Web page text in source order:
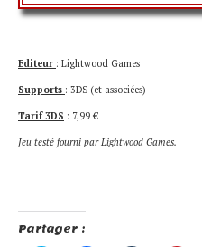
Editeur : Lightwood Games
Supports : 3DS (et associées)
Tarif 3DS : 7,99 €
Jeu testé fourni par Lightwood Games.
Partager :